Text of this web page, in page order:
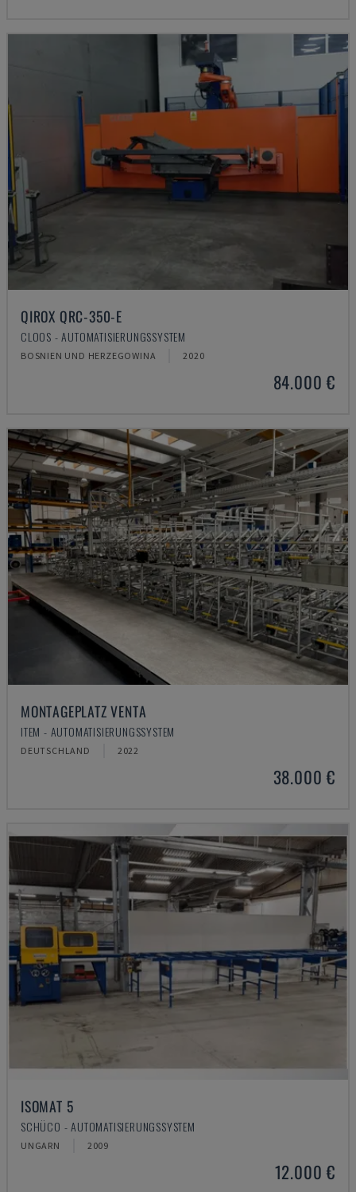
QIROX QRC-350-E
CLOOS - AUTOMATISIERUNGSSYSTEM
BOSNIEN UND HERZEGOWINA 2020
84.000 €
MONTAGEPLATZ VENTA
ITEM - AUTOMATISIERUNGSSYSTEM
DEUTSCHLAND 2022
38.000 €
ISOMAT 5
SCHÜCO - AUTOMATISIERUNGSSYSTEM
UNGARN 2009
12.000 €